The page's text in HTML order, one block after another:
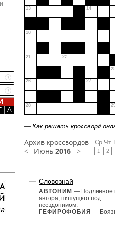
А
13 14
18
21 22
25
26 27
28 29
— Как решать кроссворд
Архив кроссвордов
< Июнь 2016 >
Ср
1
Чт
2
Словознай
АВТОНИМ — Подлинное
автора, пишущего под
псевдонимом.
ГЕФИРОФОБИЯ —